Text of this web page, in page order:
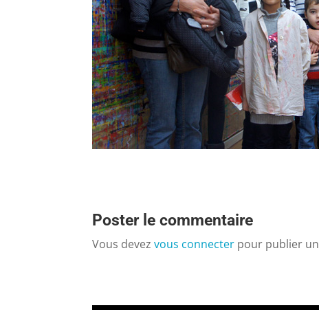
Poster le commentaire
Vous devezvous connecter pour publier